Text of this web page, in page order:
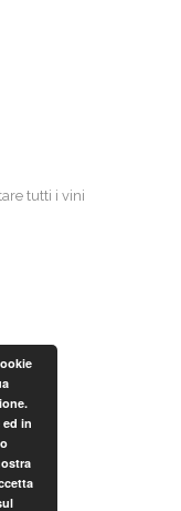
tutti i vini
in